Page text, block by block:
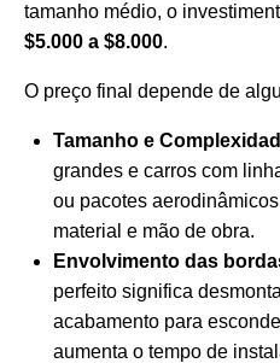
tamanho médio, o
$5.000 a $8.000.
O preço final depende de
Tamanho e
grandes e carros com
ou pacotes
material e mão de obra.
Envolvimento das
perfeito significa
acabamento para
aumenta o tempo de